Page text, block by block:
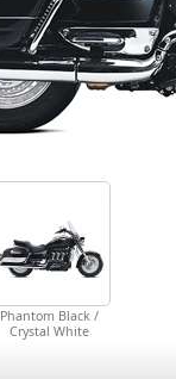
Phantom Black /
Crystal White